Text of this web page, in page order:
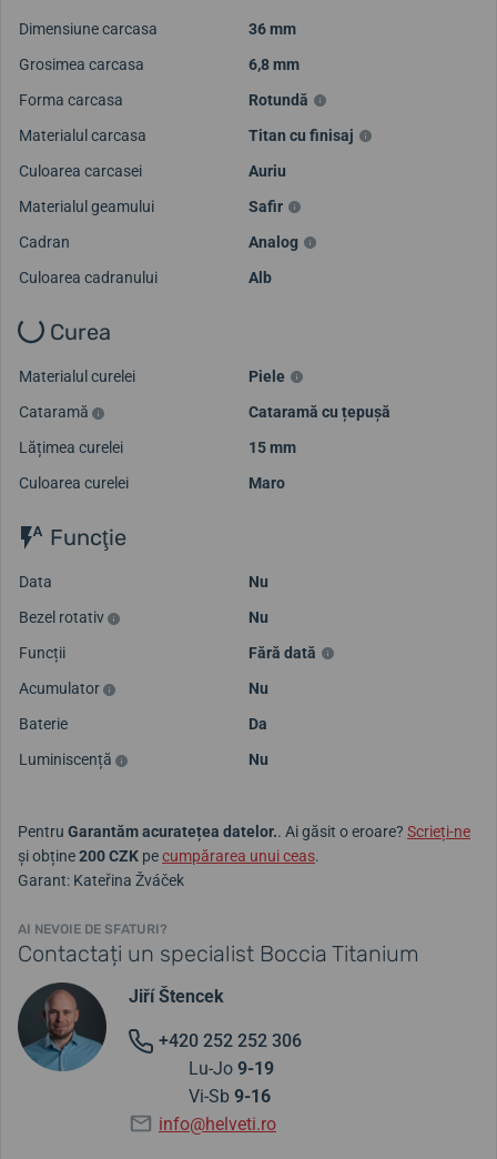
Dimensiune carcasa
36 mm
Grosimea carcasa
6,8 mm
Forma carcasa
Rotundă
Materialul carcasa
Titan cu finisaj
Culoarea carcasei
Auriu
Materialul geamului
Safir
Cadran
Analog
Culoarea cadranului
Alb
Curea
Materialul curelei
Piele
Cataramă
Cataramă cu țepușă
Lățimea curelei
15 mm
Culoarea curelei
Maro
Funcţie
Data
Nu
Bezel rotativ
Nu
Funcții
Fără dată
Acumulator
Nu
Baterie
Da
Luminiscență
Nu
Pentru Garantăm acuratețea datelor.. Ai găsit o eroare? Scrieți-ne
și obține200 CZK pecumpărarea unui ceas.
Garant: Kateřina Žváček
AI NEVOIE DE SFATURI?
Contactați un specialist Boccia Titanium
Jiří Štencek
+420 252 252 306
Lu-Jo 9-19
Vi-Sb 9-16
info@helveti.ro